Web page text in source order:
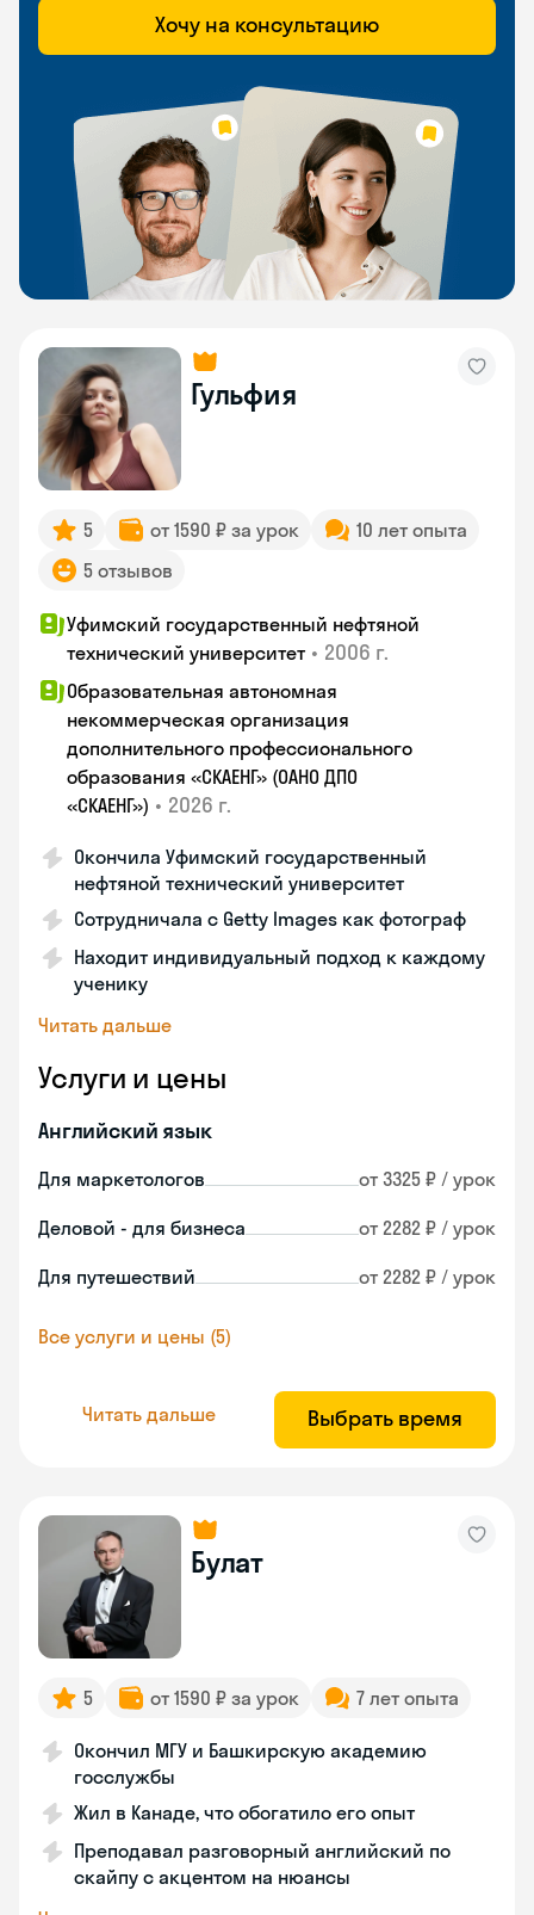
Хочу на консультацию
Гульфия
5 от 1590 ₽ за урок
10 лет опыта
5 отзывов
Уфимский государственный нефтяной
технический университет • 2006 г.
Образовательная автономная
некоммерческая организация
дополнительного профессионального
образования «СКАЕНГ» (ОАНО ДПО
«СКАЕНГ») • 2026 г.
Окончила Уфимский государственный
нефтяной технический университет
Сотрудничала с Getty Images как фотограф
Находит индивидуальный подход к каждому
ученику
Читать дальше
Услуги и цены
Английский язык
Для маркетологов от 3325 ₽ / урок
Деловой - для бизнеса от 2282 ₽ / урок
Для путешествий от 2282 ₽ / урок
Все услуги и цены (5)
Читать дальше Выбрать время
Булат
5 от 1590 ₽ за урок 7 лет опыта
Окончил МГУ и Башкирскую академию
госслужбы
Жил в Канаде, что обогатило его опыт
Преподавал разговорный английский по
скайпу с акцентом на нюансы